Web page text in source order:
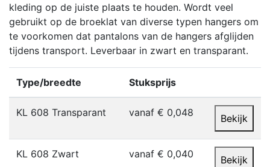
kleding op de juiste plaats te houden. Wordt veel
gebruikt op de broeklat van diverse typen hangers om
te voorkomen dat pantalons van de hangers afglijden
tijdens transport. Leverbaar in zwart en transparant.
Type/breedte Stuksprijs
KL 608 Transparant vanaf € 0,048 Bekijk
KL 608 Zwart vanaf € 0,040 Bekijk